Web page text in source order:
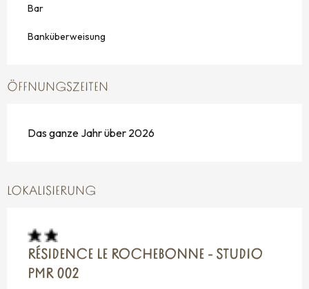
Bar
Banküberweisung
ÖFFNUNGSZEITEN
Das ganze Jahr über 2026
LOKALISIERUNG
RÉSIDENCE LE ROCHEBONNE - STUDIO
PMR 002